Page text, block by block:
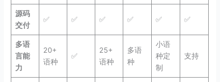
源码
交付
✅ ✅ ✅ ✅ ✅ ✅
多语
言能
力
20+
语种
✅
25+
语种
多语
种
小语
种定
制
支持